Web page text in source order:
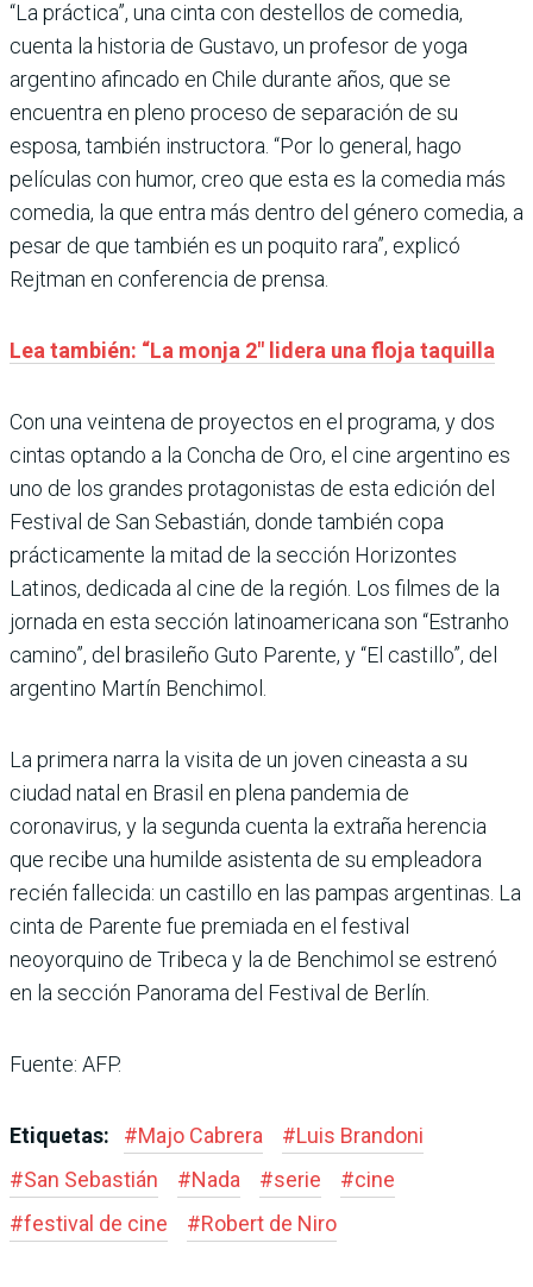
“La práctica”, una cinta con destellos de comedia,
cuenta la historia de Gustavo, un profesor de yoga
argentino afincado en Chile durante años, que se
encuentra en pleno proceso de separación de su
esposa, también instructora. “Por lo general, hago
películas con humor, creo que esta es la comedia más
comedia, la que entra más dentro del género comedia, a
pesar de que también es un poquito rara”, explicó
Rejtman en conferencia de prensa.
Lea también: “La monja 2″ lidera una floja taquilla
Con una veintena de proyectos en el programa, y dos
cintas optando a la Concha de Oro, el cine argentino es
uno de los grandes protagonistas de esta edición del
Festival de San Sebastián, donde también copa
prácticamente la mitad de la sección Horizontes
Latinos, dedicada al cine de la región. Los filmes de la
jornada en esta sección latinoamericana son “Estranho
camino”, del brasileño Guto Parente, y “El castillo”, del
argentino Martín Benchimol.
La primera narra la visita de un joven cineasta a su
ciudad natal en Brasil en plena pandemia de
coronavirus, y la segunda cuenta la extraña herencia
que recibe una humilde asistenta de su empleadora
recién fallecida: un castillo en las pampas argentinas. La
cinta de Parente fue premiada en el festival
neoyorquino de Tribeca y la de Benchimol se estrenó
en la sección Panorama del Festival de Berlín.
Fuente: AFP.
Etiquetas: #Majo Cabrera #Luis Brandoni
#San Sebastián #Nada #serie #cine
#festival de cine #Robert de Niro